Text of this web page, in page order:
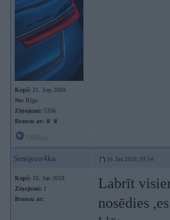
Kopš: 21. Sep 2009
No: Rīga
Ziņojumi: 5356
Braucu ar: ♛ ♛
Semjora4ka 16. Jan 2018, 10:54
Kopš: 16. Jan 2018
Ziņojumi: 1
Braucu ar:
Labrīt
nosēdies